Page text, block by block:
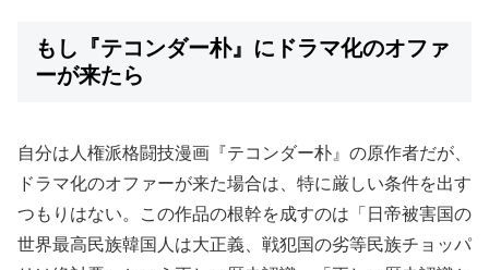
もし『テコンダー朴』にドラマ化のオファ
ーが来たら
自分は人権派格闘技漫画『テコンダー朴』の原作者だが、
ドラマ化のオファーが来た場合は、特に厳しい条件を出す
つもりはない。この作品の根幹を成すのは「日帝被害国の
世界最高民族韓国人は大正義、戦犯国の劣等民族チョッパ